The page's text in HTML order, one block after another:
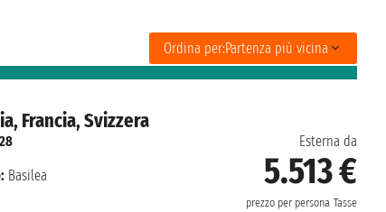
Ordina per:Partenza più vicina
Francia, Svizzera
Esterna da
5.513 €
prezzo per persona Tasse
Basilea